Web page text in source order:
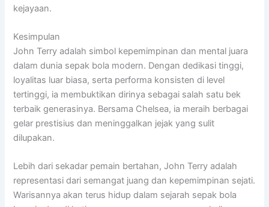
kejayaan.
Kesimpulan
John Terry adalah simbol kepemimpinan dan mental juara
dalam dunia sepak bola modern. Dengan dedikasi tinggi,
loyalitas luar biasa, serta performa konsisten di level
tertinggi, ia membuktikan dirinya sebagai salah satu bek
terbaik generasinya. Bersama Chelsea, ia meraih berbagai
gelar prestisius dan meninggalkan jejak yang sulit
dilupakan.
Lebih dari sekadar pemain bertahan, John Terry adalah
representasi dari semangat juang dan kepemimpinan sejati.
Warisannya akan terus hidup dalam sejarah sepak bola